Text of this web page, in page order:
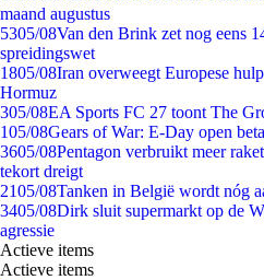
maand augustus
5305/08Van den Brink zet nog eens
spreidingswet
1805/08Iran overweegt Europese
Hormuz
305/08EA Sports FC 27 toont The
105/08Gears of War: E-Day open
3605/08Pentagon verbruikt meer
tekort dreigt
2105/08Tanken in België wordt nóg
3405/08Dirk sluit supermarkt op de
agressie
Actieve items
Actieve items